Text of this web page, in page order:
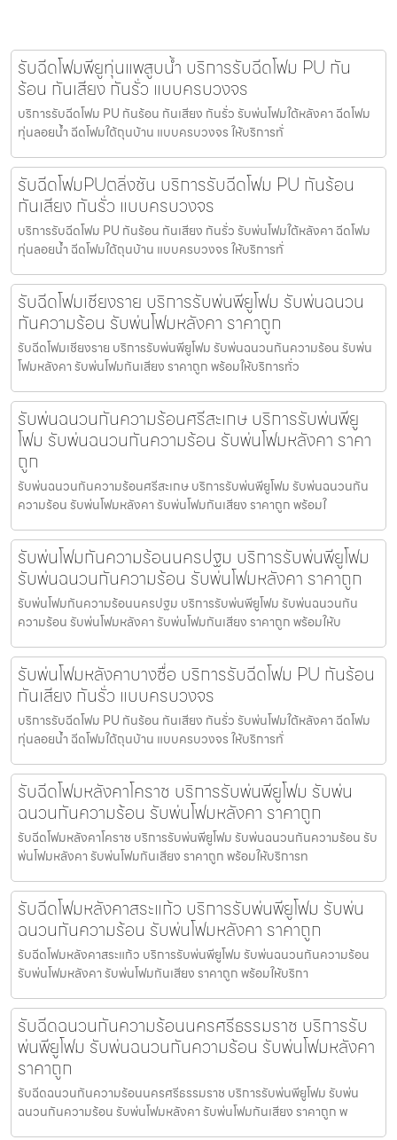
รับฉีดโฟมพียูทุ่นแพสูบน้ำ บริการรับฉีดโฟม PU กัน
ร้อน กันเสียง กันรั่ว แบบครบวงจร
บริการรับฉีดโฟม PU กันร้อน กันเสียง กันรั่ว รับพ่นโฟมใต้หลังคา ฉีดโฟม
ทุ่นลอยน้ำ ฉีดโฟมใต้ถุนบ้าน แบบครบวงจร ให้บริการทั่
รับฉีดโฟมPUตลิ่งชัน บริการรับฉีดโฟม PU กันร้อน
กันเสียง กันรั่ว แบบครบวงจร
บริการรับฉีดโฟม PU กันร้อน กันเสียง กันรั่ว รับพ่นโฟมใต้หลังคา ฉีดโฟม
ทุ่นลอยน้ำ ฉีดโฟมใต้ถุนบ้าน แบบครบวงจร ให้บริการทั่
รับฉีดโฟมเชียงราย บริการรับพ่นพียูโฟม รับพ่นฉนวน
กันความร้อน รับพ่นโฟมหลังคา ราคาถูก
รับฉีดโฟมเชียงราย บริการรับพ่นพียูโฟม รับพ่นฉนวนกันความร้อน รับพ่น
โฟมหลังคา รับพ่นโฟมกันเสียง ราคาถูก พร้อมให้บริการทั่ว
รับพ่นฉนวนกันความร้อนศรีสะเกษ บริการรับพ่นพียู
โฟม รับพ่นฉนวนกันความร้อน รับพ่นโฟมหลังคา ราคา
ถูก
รับพ่นฉนวนกันความร้อนศรีสะเกษ บริการรับพ่นพียูโฟม รับพ่นฉนวนกัน
ความร้อน รับพ่นโฟมหลังคา รับพ่นโฟมกันเสียง ราคาถูก พร้อมใ
รับพ่นโฟมกันความร้อนนครปฐม บริการรับพ่นพียูโฟม
รับพ่นฉนวนกันความร้อน รับพ่นโฟมหลังคา ราคาถูก
รับพ่นโฟมกันความร้อนนครปฐม บริการรับพ่นพียูโฟม รับพ่นฉนวนกัน
ความร้อน รับพ่นโฟมหลังคา รับพ่นโฟมกันเสียง ราคาถูก พร้อมให้บ
รับพ่นโฟมหลังคาบางซื่อ บริการรับฉีดโฟม PU กันร้อน
กันเสียง กันรั่ว แบบครบวงจร
บริการรับฉีดโฟม PU กันร้อน กันเสียง กันรั่ว รับพ่นโฟมใต้หลังคา ฉีดโฟม
ทุ่นลอยน้ำ ฉีดโฟมใต้ถุนบ้าน แบบครบวงจร ให้บริการทั่
รับฉีดโฟมหลังคาโคราช บริการรับพ่นพียูโฟม รับพ่น
ฉนวนกันความร้อน รับพ่นโฟมหลังคา ราคาถูก
รับฉีดโฟมหลังคาโคราช บริการรับพ่นพียูโฟม รับพ่นฉนวนกันความร้อน รับ
พ่นโฟมหลังคา รับพ่นโฟมกันเสียง ราคาถูก พร้อมให้บริการท
รับฉีดโฟมหลังคาสระแก้ว บริการรับพ่นพียูโฟม รับพ่น
ฉนวนกันความร้อน รับพ่นโฟมหลังคา ราคาถูก
รับฉีดโฟมหลังคาสระแก้ว บริการรับพ่นพียูโฟม รับพ่นฉนวนกันความร้อน
รับพ่นโฟมหลังคา รับพ่นโฟมกันเสียง ราคาถูก พร้อมให้บริกา
รับฉีดฉนวนกันความร้อนนครศรีธรรมราช บริการรับ
พ่นพียูโฟม รับพ่นฉนวนกันความร้อน รับพ่นโฟมหลังคา
ราคาถูก
รับฉีดฉนวนกันความร้อนนครศรีธรรมราช บริการรับพ่นพียูโฟม รับพ่น
ฉนวนกันความร้อน รับพ่นโฟมหลังคา รับพ่นโฟมกันเสียง ราคาถูก พ